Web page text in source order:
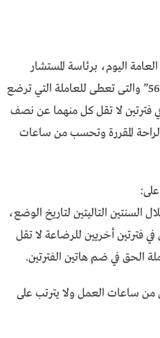
اليوم، برئاسة المستشار
الدكتور حنفى جبالى على المادتين “56” والتى تعطى للعاملة التي ترضع
فترتين لا تقل كل منهما عن نصف
المقررة وتحسب من ساعات
السنتين التاليتين لتاريخ الوضع،
في فترتين أخريين للرضاعة لا تقل
الحق في ضم هاتين الفترتين.
من ساعات العمل ولا يترتب على